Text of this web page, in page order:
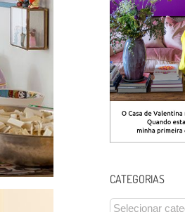
CATEGORIAS
CATEGORIAS